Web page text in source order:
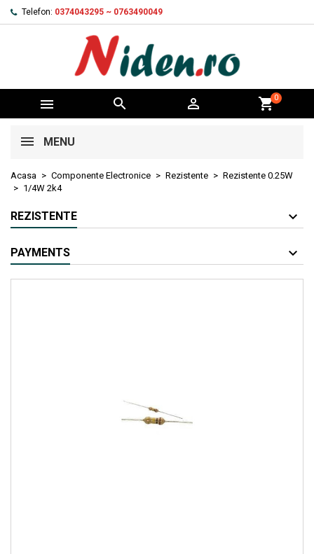
Telefon: 0374043295 ~ 0763490049
   shopping_cart0
MENU
Acasa Componente Electronice Rezistente
Rezistente 0.25W
1/4W 2k4
REZISTENTE
PAYMENTS